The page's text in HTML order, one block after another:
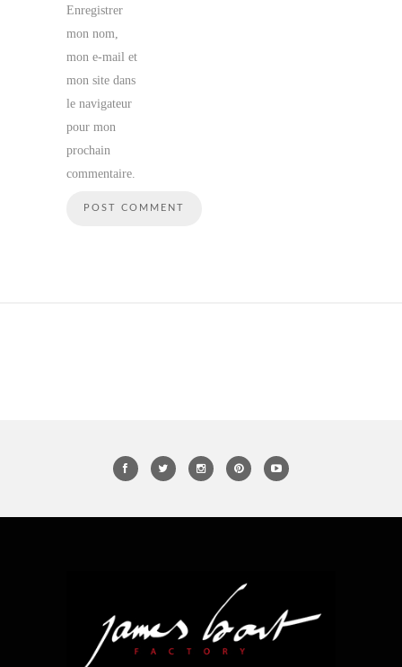
Enregistrer
mon nom,
mon e-mail et
mon site dans
le navigateur
pour mon
prochain
commentaire.